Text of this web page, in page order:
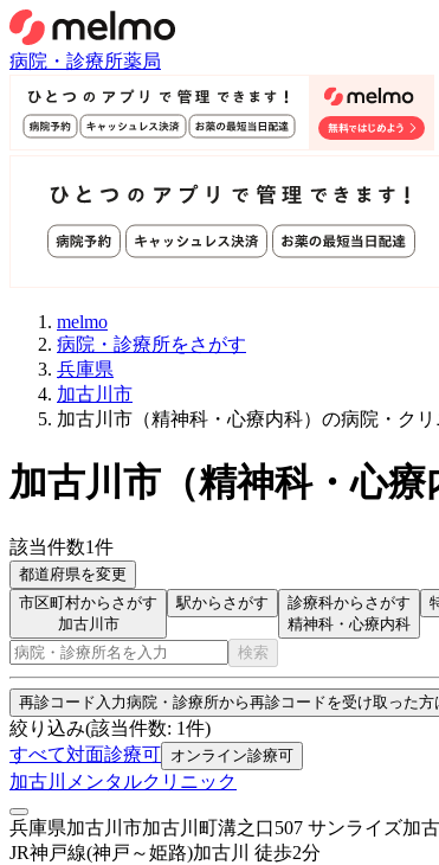
病院・診療所薬局
melmo
病院・診療所をさがす
兵庫県
加古川市
加古川市（精神科・心療内科）の病院・クリ
加古川市 （精神科・心療
該当件数1件
都道府県を変更
市区町村からさがす
加古川市
駅からさがす
診療科からさがす
精神科・心療内科
検索
再診コード入力病院・診療所から再診コードを受け取った方
絞り込み(該当件数: 1件)
すべて対面診療可 オンライン診療可
加古川メンタルクリニック
兵庫県加古川市加古川町溝之口507 サンライズ加
JR神戸線(神戸～姫路)加古川 徒歩2分